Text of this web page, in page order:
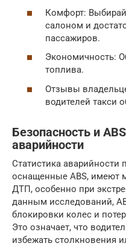
Комфорт:
салоном и
пассажиров.
Экономичность:
топлива.
Отзывы
водителей такси
Безопасность и
аварийности
Статистика аварийности
оснащенные ABS, имеют
ДТП, особенно при
данным исследований,
блокировки колес и
Это означает, что
избежать столкновения